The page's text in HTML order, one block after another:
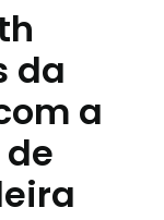
da
a